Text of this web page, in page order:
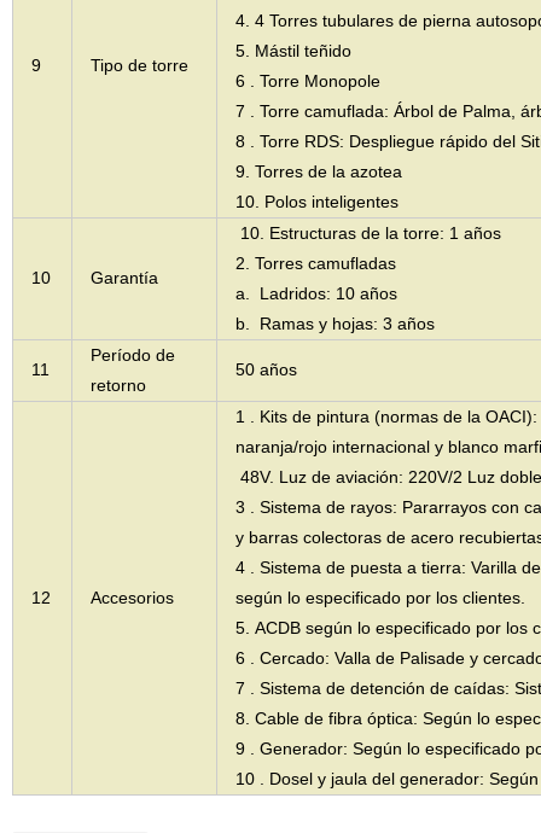
9 Tipo de torre
4. 4 Torres tubulares de pierna
5. Mástil teñido
6 . Torre Monopole
7 . Torre camuflada: Árbol de Palma,
8 . Torre RDS: Despliegue rápido del
9. Torres de la azotea
10. Polos inteligentes
10 Garantía
10. Estructuras de la torre: 1 años
2. Torres camufladas
a. Ladridos: 10 años
b. Ramas y hojas: 3 años
11
Período de
retorno
50 años
12 Accesorios
1 . Kits de pintura (normas de la
naranja/rojo internacional y blanco
48V. Luz de aviación: 220V/2 Luz
3 . Sistema de rayos: Pararrayos con
y barras colectoras de acero
4 . Sistema de puesta a tierra: Varilla
según lo especificado por los clientes.
5. ACDB según lo especificado por los
6 . Cercado: Valla de Palisade y
7 . Sistema de detención de caídas:
8. Cable de fibra óptica: Según lo
9 . Generador: Según lo especificado
10 . Dosel y jaula del generador: